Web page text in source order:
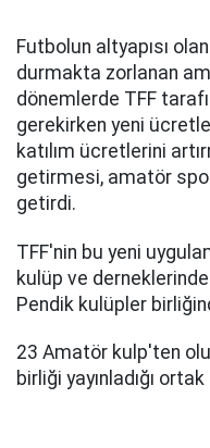
Futbolun altyapısı
durmakta zorlanan
dönemlerde TFF
gerekirken yeni
katılım ücretlerini
getirmesi, amatör
getirdi.
TFF'nin bu yeni
kulüp ve
Pendik kulüpler
23 Amatör kulp'ten
birliği yayınladığı